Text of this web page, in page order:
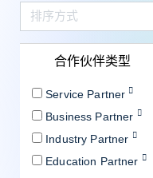
合作伙伴类型
Service Partner
Business Partner
Industry Partner
Education Partner